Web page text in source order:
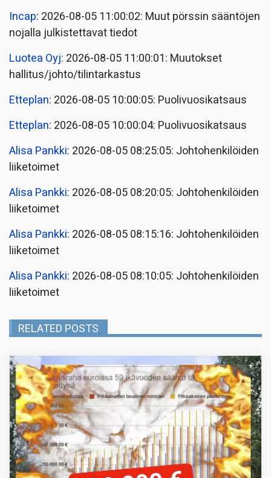
Incap: 2026-08-05 11:00:02: Muut pörssin sääntöjen
nojalla julkistettavat tiedot
Luotea Oyj: 2026-08-05 11:00:01: Muutokset
hallitus/johto/tilintarkastus
Etteplan: 2026-08-05 10:00:05: Puolivuosikatsaus
Etteplan: 2026-08-05 10:00:04: Puolivuosikatsaus
Alisa Pankki: 2026-08-05 08:25:05: Johtohenkilöiden
liiketoimet
Alisa Pankki: 2026-08-05 08:20:05: Johtohenkilöiden
liiketoimet
Alisa Pankki: 2026-08-05 08:15:16: Johtohenkilöiden
liiketoimet
Alisa Pankki: 2026-08-05 08:10:05: Johtohenkilöiden
liiketoimet
RELATED POSTS